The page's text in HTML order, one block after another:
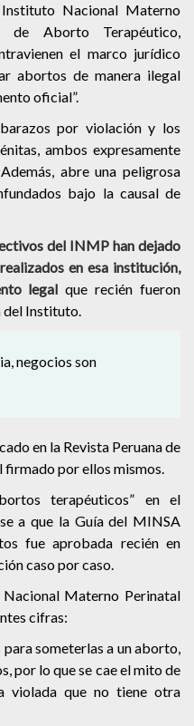
Nacional Materno
de Aborto Terapéutico,
el marco jurídico
abortos de manera ilegal
oficial”.
por violación y los
ambos expresamente
abre una peligrosa
bajo la causal de
del INMP han dejado
en esa institución,
legalque recién fueron
del Instituto.
negocios son
en la Revista Peruana de
por ellos mismos.
terapéuticos” en el
a que la Guía del MINSA
fue aprobada recién en
caso por caso.
Materno Perinatal
cifras:
someterlas a un aborto,
por lo que se cae el mito de
violada que no tiene otra